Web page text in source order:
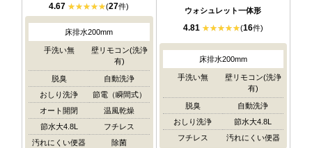
4.67 (27件)
床排水200mm
手洗い無
壁リモコン(洗浄
有)
脱臭
自動洗浄
おしり洗浄
節電（瞬間式）
オート開閉
温風乾燥
節水大4.8L
フチレス
汚れにくい便器
除菌
ウォシュレット一体形
4.81 (16件)
床排水200mm
手洗い無
壁リモコン(洗浄
有)
脱臭
自動洗浄
おしり洗浄
節水大4.8L
フチレス
汚れにくい便器